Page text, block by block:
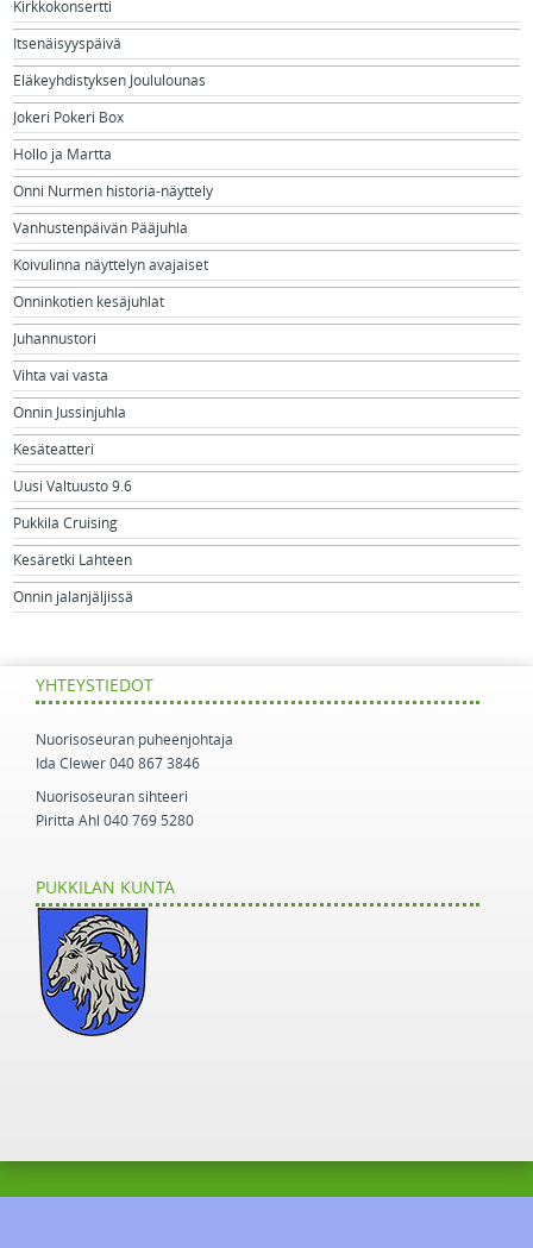
Kirkkokonsertti
Itsenäisyyspäivä
Eläkeyhdistyksen Joululounas
Jokeri Pokeri Box
Hollo ja Martta
Onni Nurmen historia-näyttely
Vanhustenpäivän Pääjuhla
Koivulinna näyttelyn avajaiset
Onninkotien kesäjuhlat
Juhannustori
Vihta vai vasta
Onnin Jussinjuhla
Kesäteatteri
Uusi Valtuusto 9.6
Pukkila Cruising
Kesäretki Lahteen
Onnin jalanjäljissä
YHTEYSTIEDOT
Nuorisoseuran puheenjohtaja
Ida Clewer 040 867 3846
Nuorisoseuran sihteeri
Piritta Ahl 040 769 5280
PUKKILAN KUNTA